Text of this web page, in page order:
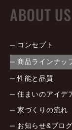
ABOUT US
コンセプト
商品ラインナッ
性能と品質
住まいのアイデ
家づくりの流れ
お知らせ&ブログ